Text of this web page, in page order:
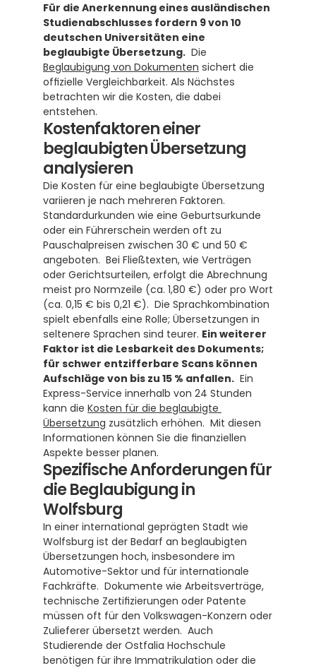
Für die Anerkennung eines ausländischen
Studienabschlusses fordern 9 von 10
deutschen Universitäten eine
beglaubigte Übersetzung.
Beglaubigung von Dokumenten sichert die
offizielle Vergleichbarkeit. Als Nächstes
betrachten wir die Kosten, die dabei
entstehen.
Kostenfaktoren einer
beglaubigten Übersetzung
analysieren
Die Kosten für eine beglaubigte Übersetzung
variieren je nach mehreren Faktoren.
Standardurkunden wie eine Geburtsurkunde
oder ein Führerschein werden oft zu
Pauschalpreisen zwischen 30 € und 50 €
angeboten.  Bei Fließtexten, wie Verträgen
oder Gerichtsurteilen, erfolgt die Abrechnung
meist pro Normzeile (ca. 1,80 €) oder pro Wort
(ca. 0,15 € bis 0,21 €).  Die Sprachkombination
spielt ebenfalls eine Rolle; Übersetzungen in
seltenere Sprachen sind teurer. Ein weiterer
Faktor ist die Lesbarkeit des Dokuments;
für schwer entzifferbare Scans können
Aufschläge von bis zu 15 % anfallen.
  Ein
Express-Service innerhalb von 24 Stunden
kann die Kosten für die beglaubigte
Übersetzung zusätzlich erhöhen.  Mit diesen
Informationen können Sie die finanziellen
Aspekte besser planen.
Spezifische Anforderungen für
die Beglaubigung in
Wolfsburg
In einer international geprägten Stadt wie
Wolfsburg ist der Bedarf an beglaubigten
Übersetzungen hoch, insbesondere im
Automotive-Sektor und für internationale
Fachkräfte.  Dokumente wie Arbeitsverträge,
technische Zertifizierungen oder Patente
müssen oft für den Volkswagen-Konzern oder
Zulieferer übersetzt werden.  Auch
Studierende der Ostfalia Hochschule
benötigen für ihre Immatrikulation oder die